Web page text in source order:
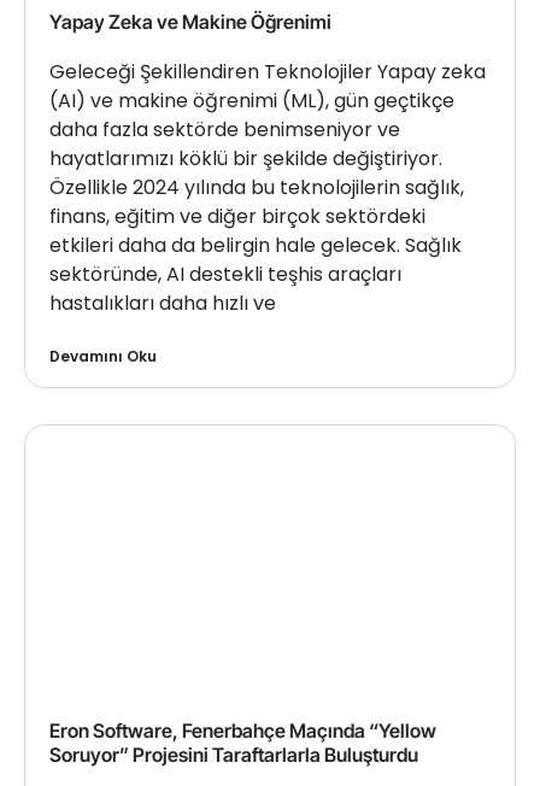
Yapay Zeka ve Makine Öğrenimi
Geleceği Şekillendiren Teknolojiler Yapay zeka
(AI) ve makine öğrenimi (ML), gün geçtikçe
daha fazla sektörde benimseniyor ve
hayatlarımızı köklü bir şekilde değiştiriyor.
Özellikle 2024 yılında bu teknolojilerin sağlık,
finans, eğitim ve diğer birçok sektördeki
etkileri daha da belirgin hale gelecek. Sağlık
sektöründe, AI destekli teşhis araçları
hastalıkları daha hızlı ve
Devamını Oku
Eron Software, Fenerbahçe Maçında “Yellow
Soruyor” Projesini Taraftarlarla Buluşturdu